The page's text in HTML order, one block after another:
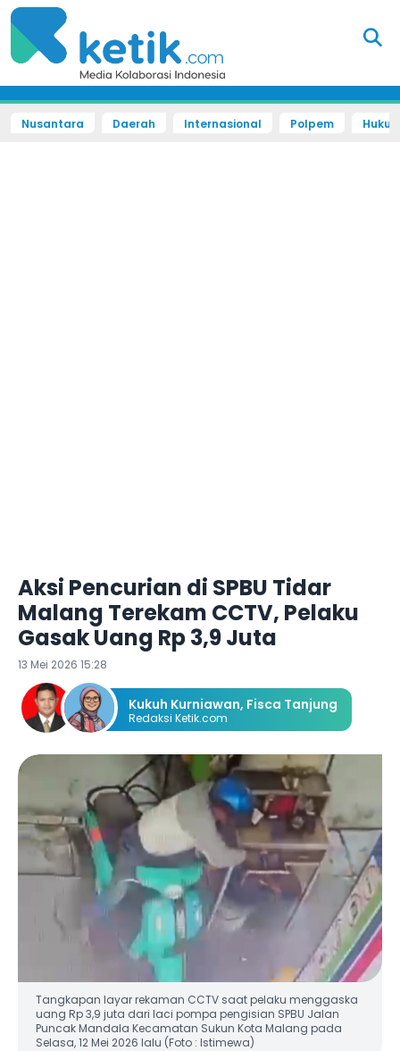
Nusantara Daerah Internasional Polpem
Aksi Pencurian di SPBU Tidar
Malang Terekam CCTV, Pelaku
Gasak Uang Rp 3,9 Juta
13 Mei 2026 15:28
Kukuh Kurniawan, Fisca Tanjung
Redaksi Ketik.com
Tangkapan layar rekaman CCTV saat pelaku menggaska
uang Rp 3,9 juta dari laci pompa pengisian SPBU Jalan
Puncak Mandala Kecamatan Sukun Kota Malang pada
Selasa, 12 Mei 2026 lalu (Foto : Istimewa)